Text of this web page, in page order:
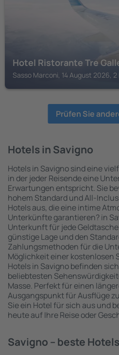
Hotel Ristorante Tre
Sasso Marconi, 14 August 2026,
Prüfen Sie
Hotels in Savigno
Hotels in Savigno sind eine
in der jeder Reisende eine
Erwartungen entspricht. Sie
hohem Standard und All-
Hotels aus, die eine intime
Unterkünfte garantieren? in
Unterkunft für jede
günstige Lage und den
Zahlungsmethoden für die
Möglichkeit einer kostenlosen
Hotels in Savigno befinden
beliebtesten
Masse. Perfekt für einen
Ausgangspunkt für Ausflüge
Sie ein Hotel für sich aus und
heute auf Ihre Reise oder
Savigno – beste Hotels